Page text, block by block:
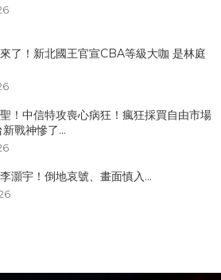
了！新北國王官宣CBA等級大咖 是林庭
！中信特攻喪心病狂！瘋狂採買自由市場
戰神慘了...
灝宇！倒地哀號、畫面慎入...